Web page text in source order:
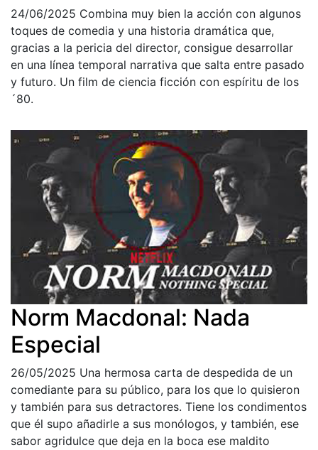
24/06/2025 Combina muy bien la acción con algunos
toques de comedia y una historia dramática que,
gracias a la pericia del director, consigue desarrollar
en una línea temporal narrativa que salta entre pasado
y futuro. Un film de ciencia ficción con espíritu de los
´80.
Norm Macdonal: Nada
Especial
26/05/2025 Una hermosa carta de despedida de un
comediante para su público, para los que lo quisieron
y también para sus detractores. Tiene los condimentos
que él supo añadirle a sus monólogos, y también, ese
sabor agridulce que deja en la boca ese maldito